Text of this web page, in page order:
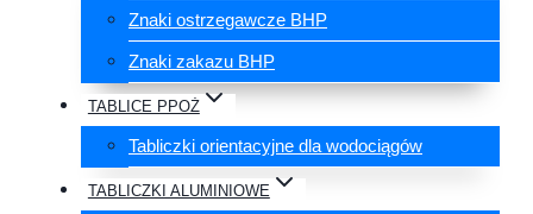
Znaki ostrzegawcze BHP
Znaki zakazu BHP
TABLICE PPOŻ
Tabliczki orientacyjne dla wodociągów
TABLICZKI ALUMINIOWE